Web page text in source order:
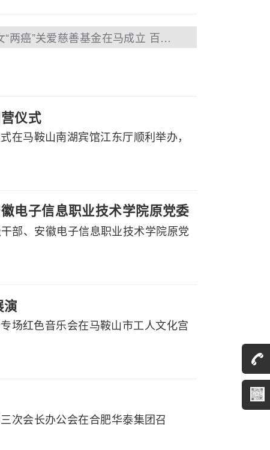
下一篇：爱聚力-困难妇女“两癌”关爱慈善基金在马成立 百助捐赠首笔善资10万元
仪式
马鞍山南湖宾馆江东厅顺利举办，
电子信息职业技术学院原党委
部、安徽电子信息职业技术学院原党
场红色音乐会在马鞍山市工人文化宫
次会长办公会在合肥华泰集团召